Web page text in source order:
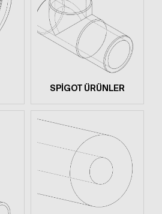
SPİGOT ÜRÜNLER